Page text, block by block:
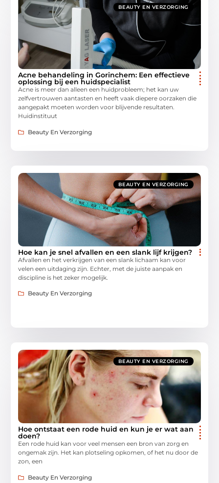
BEAUTY EN VERZORGING
Acne behandeling in Gorinchem: Een effectieve
oplossing bij een huidspecialist
Acne is meer dan alleen een huidprobleem; het kan uw
zelfvertrouwen aantasten en heeft vaak diepere oorzaken die
aangepakt moeten worden voor blijvende resultaten.
Huidinstituut
Beauty En Verzorging
BEAUTY EN VERZORGING
Hoe kan je snel afvallen en een slank lijf krijgen?
Afvallen en het verkrijgen van een slank lichaam kan voor
velen een uitdaging zijn. Echter, met de juiste aanpak en
discipline is het zeker mogelijk.
Beauty En Verzorging
BEAUTY EN VERZORGING
Hoe ontstaat een rode huid en kun je er wat aan
doen?
Een rode huid kan voor veel mensen een bron van zorg en
ongemak zijn. Het kan plotseling opkomen, of het nu door de
zon, een
Beauty En Verzorging